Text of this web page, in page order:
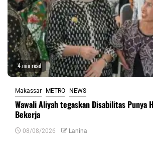
4 min read
Makassar METRO NEWS
Wawali Aliyah tegaskan Disabilitas Punya
Bekerja
08/08/2026 Lanina